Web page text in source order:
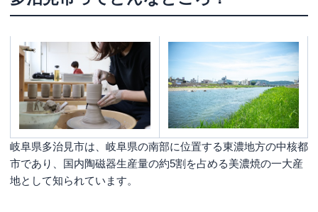
まとめ
岐阜県多治見市は、岐阜県の南部に位置する東濃地方の中核都
市であり、国内陶磁器生産量の約5割を占める美濃焼の一大産
地として知られています。